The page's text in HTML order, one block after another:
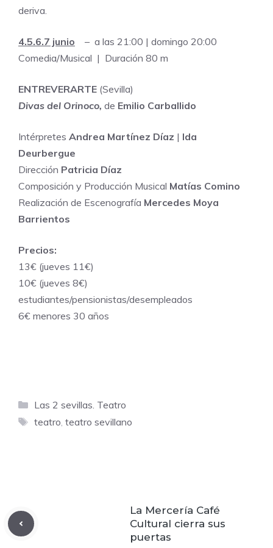
deriva.
4.5.6.7 junio – a las 21:00 | domingo 20:00
Comedia/Musical | Duración 80 m
ENTREVERARTE (Sevilla)
Divas del Orinoco, de Emilio Carballido
Intérpretes Andrea Martínez Díaz | Ida
Deurbergue
Dirección Patricia Díaz
Composición y Producción Musical Matías Comino
Realización de Escenografía Mercedes Moya
Barrientos
Precios:
13€ (jueves 11€)
10€ (jueves 8€)
estudiantes/pensionistas/desempleados
6€ menores 30 años
Categorías
Las 2 sevillas. Teatro
Etiquetas
teatro teatro sevillano
La Mercería Café
Cultural cierra sus
puertas